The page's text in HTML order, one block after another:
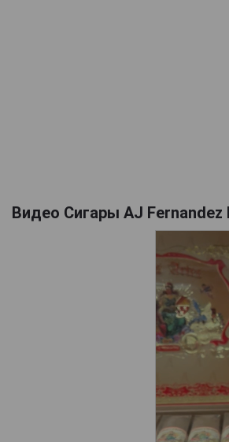
Видео Сигары AJ Fernandez